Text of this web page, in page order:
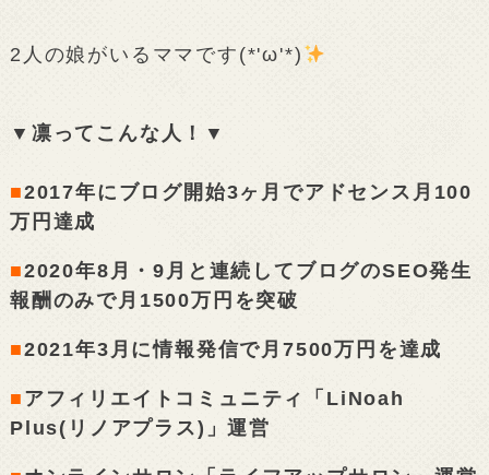
2人の娘がいるママです(*'ω'*)
▼凛ってこんな人！▼
■2017年にブログ開始3ヶ月でアドセンス月100
万円達成
■2020年8月・9月と連続してブログのSEO発生
報酬のみで月1500万円を突破
■2021年3月に情報発信で月7500万円を達成
■ アフィリエイトコミュニティ「LiNoah
Plus(リノアプラス)」運営